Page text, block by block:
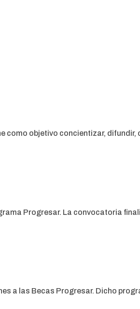
como objetivo concientizar, difundir,
Progresar. La convocatoria
a las Becas Progresar. Dicho